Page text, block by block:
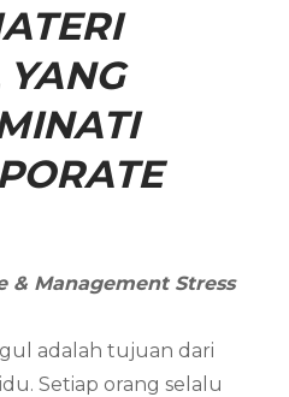
YANG
& Management Stress
adalah tujuan dari
Setiap orang selalu